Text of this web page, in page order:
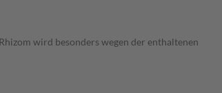
wird besonders wegen der enthaltenen